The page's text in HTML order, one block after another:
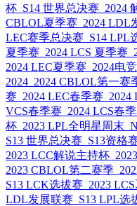
杯 S14 世界总决赛 2024
CBLOL夏季赛 2024 LDL
LEC赛季总决赛 S14 LPL
夏季赛 2024 LCS 夏季赛
2024 LEC夏季赛 2024电
2024 2024 CBLOL第一赛
赛 2024 LEC春季赛 2024
VCS春季赛 2024 LCS春
杯 2023 LPL全明星周末
S13 世界总决赛 S13资格
2023 LCC解说主持杯
2023 CBLOL第二赛季
S13 LCK选拔赛 2023
LDL发展联赛 S13 LPL选